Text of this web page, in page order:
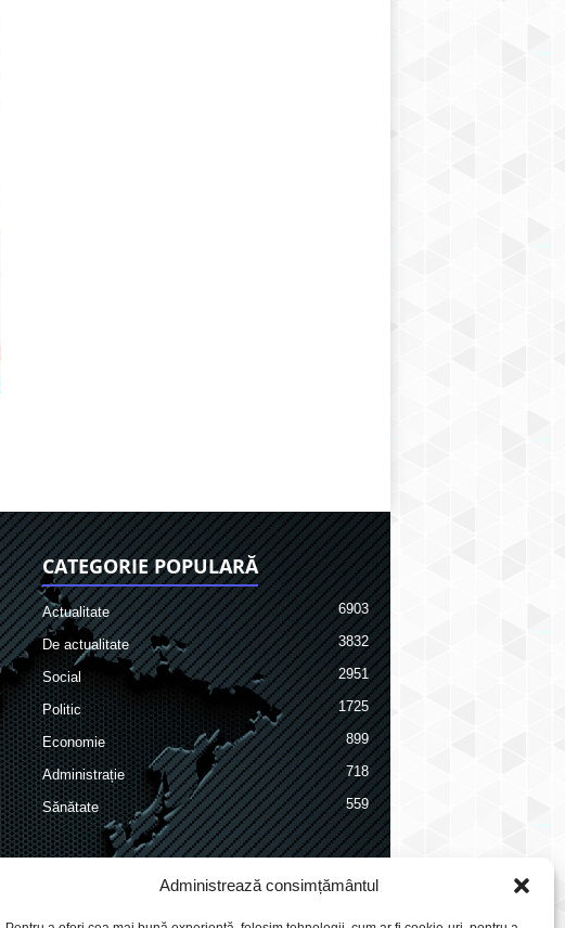
Administrează consimțământul
CATEGORIE POPULARĂ
Actualitate 6903
De actualitate 3832
Social 2951
Politic 1725
Economie 899
Administrație 718
Sănătate 559